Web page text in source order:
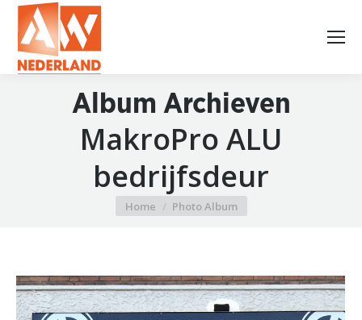
Album Archieven
MakroPro ALU
bedrijfsdeur
Je bent hier:
Home Photo Album